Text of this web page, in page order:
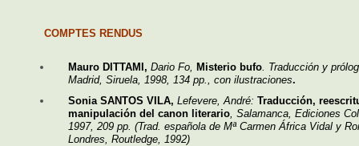
COMPTES RENDUS
Mauro DITTAMI, Dario Fo, Misterio bufo. Traducción y
Madrid, Siruela, 1998, 134 pp., con ilustraciones.
Sonia SANTOS VILA, Lefevere, André: Traducción,
manipulación del canon literario, Salamanca, Ediciones
1997, 209 pp. (Trad. española de Mª Carmen África Vidal y
Londres, Routledge, 1992)